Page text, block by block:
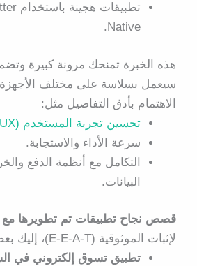
Native
.
هذه الخبرة تمنحك مرونة كبيرة
سيعمل بسلاسة على مختلف
الاهتمام بأدق التفاصيل مثل:
تحسين تجربة المستخدم (UX).
سرعة الأداء والاستجابة.
التكامل مع أنظمة الدفع
البيانات.
قصص نجاح تطبيقات تم تطويرها مع
لإثبات الموثوقية (E-E-A-T)، إليك بعض الأمثلة العملية:
تطبيق تسوق إلكتروني في